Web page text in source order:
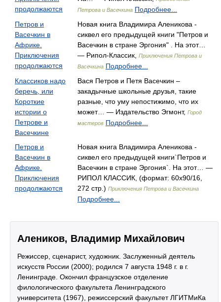
продолжаются
Петрова и Васечкина Подробнее...
Петров и
Васечкин в
Африке.
Приключения
продолжаются
Новая книга Владимира Аленикова -
сиквел его предыдущей книги "Петров и
Васечкин в стране Эргония" . На этот…
— Рипол-Классик,
Приключения Петрова и
Васечкина Подробнее...
Классиков надо
беречь, или
Короткие
истории о
Петрове и
Васечкине
Вася Петров и Петя Васечкин –
закадычные школьные друзья, такие
разные, что уму непостижимо, что их
может… — Издательство Эгмонт, Город
мастеров Подробнее...
Петров и
Васечкин в
Африке.
Приключения
продолжаются
Новая книга Владимира Аленикова -
сиквел его предыдущей книги`Петров и
Васечкин в стране Эргония`. На этот… —
РИПОЛ КЛАССИК, (формат: 60x90/16,
272 стр.) Приключения Петрова и Васечкина
Подробнее...
Алеников, Владимир Михайлович
Режиссер, сценарист, художник. Заслуженный деятель
искусств России (2000); родился 7 августа 1948 г. в г.
Ленинграде. Окончил французское отделение
филологического факультета Ленинградского
университета (1967), режиссерский факультет ЛГИТМиКа